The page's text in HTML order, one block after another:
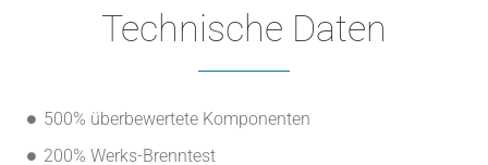
Technische Daten
500% überbewertete Komponenten
200% Werks-Brenntest